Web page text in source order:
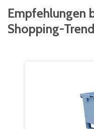
Empfehlungen
Shopping-